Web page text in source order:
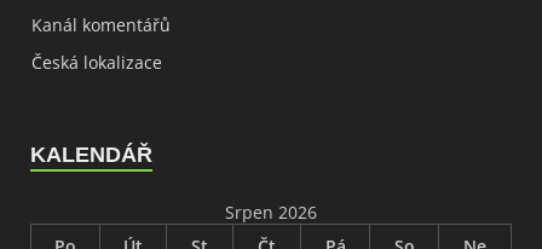
Kanál komentářů
Česká lokalizace
KALENDÁŘ
Srpen 2026